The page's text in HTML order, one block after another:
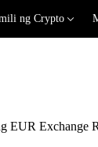
ng Crypto
EUR Exchange